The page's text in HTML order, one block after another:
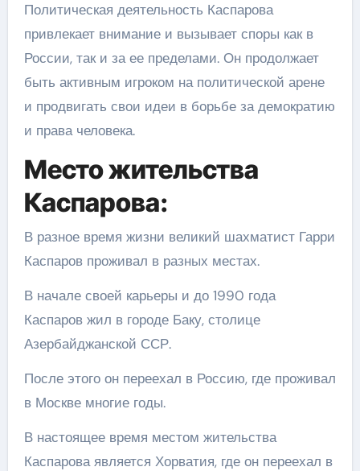
Политическая деятельность Каспарова
привлекает внимание и вызывает споры как в
России, так и за ее пределами. Он продолжает
быть активным игроком на политической арене
и продвигать свои идеи в борьбе за демократию
и права человека.
Место жительства
Каспарова:
В разное время жизни великий шахматист Гарри
Каспаров проживал в разных местах.
В начале своей карьеры и до 1990 года
Каспаров жил в городе Баку, столице
Азербайджанской ССР.
После этого он переехал в Россию, где проживал
в Москве многие годы.
В настоящее время местом жительства
Каспарова является Хорватия, где он переехал в